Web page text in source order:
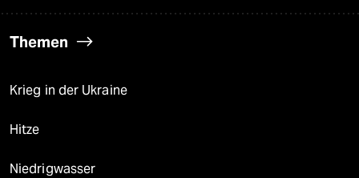
Themen
Krieg in der Ukraine
Hitze
Niedrigwasser